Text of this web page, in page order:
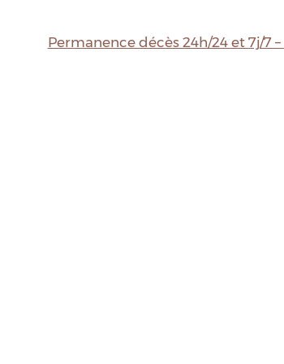
Permanence décès 24h/24 et 7j/7 –